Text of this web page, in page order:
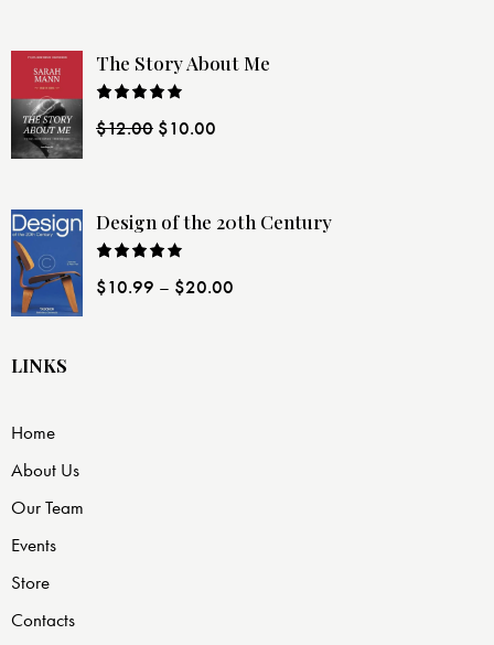
The Story About Me
4.00out
$12.00 $10.00
Design of the 20th Century
4.00out
$10.99 – $20.00
LINKS
Home
About Us
Our Team
Events
Store
Contacts